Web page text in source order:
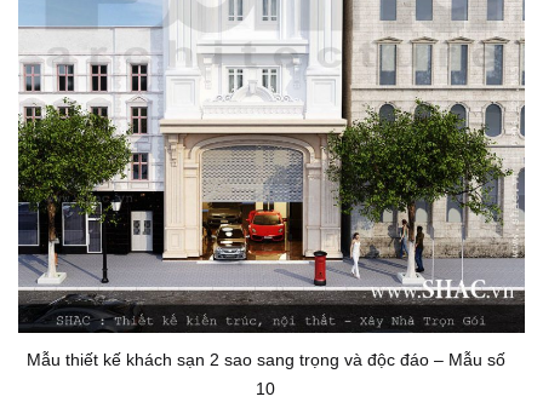
Mẫu thiết kế khách sạn 2 sao sang trọng và độc đáo – Mẫu số
10